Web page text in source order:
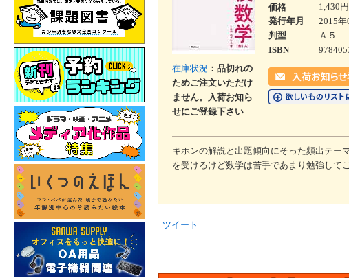
在庫状況 ：品切れの
ためご注文いただけ
ません。入荷お知ら
せにご登録下さい
価格
1,430
発行年月
2015年
判型
Ａ５
ISBN
キホンの解説と出題傾向にそった頻出テー
を受けるけど数学は苦手であまり勉強して
ツイート